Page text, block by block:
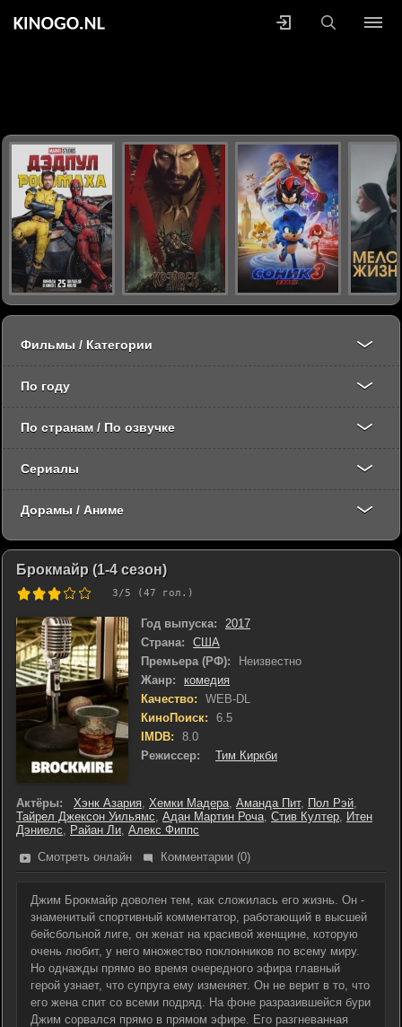
Брокмайр (1-4 сезон)
3/5 (47 гол.)
Год выпуска:
2017
Страна:
США
Премьера (РФ):
Неизвестно
Жанр:
комедия
Качество:
WEB-DL
КиноПоиск:
6.5
IMDB:
8.0
Режиссер:
Тим Киркби
Актёры: Хэнк Азария, Хемки Мадера, Аманда Пит, Пол Рэй,
Тайрел Джексон Уильямс, Адан Мартин Роча, Стив Култер, Итен
Дэниелс, Райан Ли, Алекс Фиппс
Смотреть онлайн
Комментарии (0)
Джим Брокмайр доволен тем, как сложилась его жизнь. Он -
знаменитый спортивный комментатор, работающий в высшей
бейсбольной лиге, он женат на красивой женщине, которую
очень любит, у него множество поклонников по всему миру.
Но однажды прямо во время очередного эфира главный
герой узнает, что супруга ему изменяет. Он не верит в то, что
его жена спит со всеми подряд. На фоне разразившейся бури
Джим сорвался прямо в прямом эфире. Его разгневанная
Фильмы / Категории
По году
По странам / По озвучке
Сериалы
Дорамы / Аниме